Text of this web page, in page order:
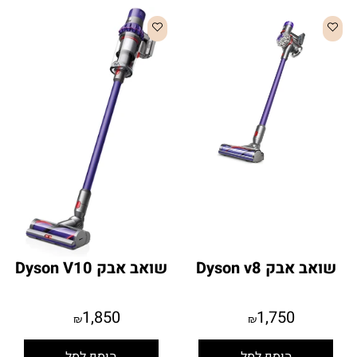
שואב אבק Dyson v8
₪1,750
שואב אבק Dyson V10
₪1,850